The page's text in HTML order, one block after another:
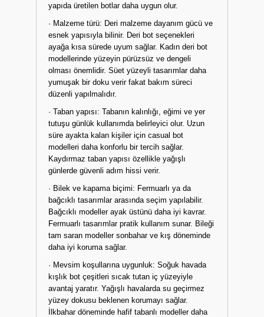
yapıda üretilen botlar daha uygun olur.
· Malzeme türü: Deri malzeme dayanım gücü ve
esnek yapısıyla bilinir. Deri bot seçenekleri
ayağa kısa sürede uyum sağlar. Kadın deri bot
modellerinde yüzeyin pürüzsüz ve dengeli
olması önemlidir. Süet yüzeyli tasarımlar daha
yumuşak bir doku verir fakat bakım süreci
düzenli yapılmalıdır.
· Taban yapısı: Tabanın kalınlığı, eğimi ve yer
tutuşu günlük kullanımda belirleyici olur. Uzun
süre ayakta kalan kişiler için casual bot
modelleri daha konforlu bir tercih sağlar.
Kaydırmaz taban yapısı özellikle yağışlı
günlerde güvenli adım hissi verir.
· Bilek ve kapama biçimi: Fermuarlı ya da
bağcıklı tasarımlar arasında seçim yapılabilir.
Bağcıklı modeller ayak üstünü daha iyi kavrar.
Fermuarlı tasarımlar pratik kullanım sunar. Bileği
tam saran modeller sonbahar ve kış döneminde
daha iyi koruma sağlar.
· Mevsim koşullarına uygunluk: Soğuk havada
kışlık bot çeşitleri sıcak tutan iç yüzeyiyle
avantaj yaratır. Yağışlı havalarda su geçirmez
yüzey dokusu beklenen korumayı sağlar.
İlkbahar döneminde hafif tabanlı modeller daha